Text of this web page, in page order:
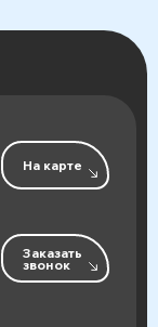
На карте
Заказать
звонок